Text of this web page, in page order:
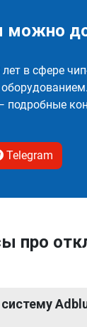
можно
в сфере
подробные
Telegram
про